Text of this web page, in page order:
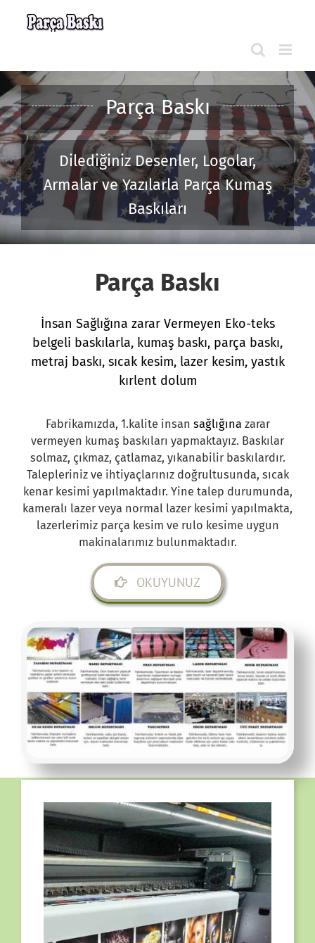
Parça Baskı
Dilediğiniz Desenler, Logolar,
Armalar ve Yazılarla Parça Kumaş
Baskıları
Parça Baskı
İnsan Sağlığına zarar Vermeyen Eko-teks
belgeli baskılarla, kumaş baskı, parça baskı,
metraj baskı, sıcak kesim, lazer kesim, yastık
kırlent dolum
Fabrikamızda, 1.kalite insan sağlığına zarar
vermeyen kumaş baskıları yapmaktayız. Baskılar
solmaz, çıkmaz, çatlamaz, yıkanabilir baskılardır.
Talepleriniz ve ihtiyaçlarınız doğrultusunda, sıcak
kenar kesimi yapılmaktadır. Yine talep durumunda,
kameralı lazer veya normal lazer kesimi yapılmakta,
lazerlerimiz parça kesim ve rulo kesime uygun
makinalarımız bulunmaktadır.
OKUYUNUZ